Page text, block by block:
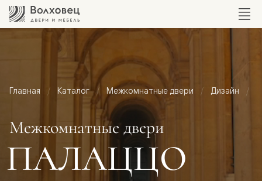
Главная Каталог Межкомнатные двери Дизайн
Межкомнатные двери
ПАЛАЦЦО